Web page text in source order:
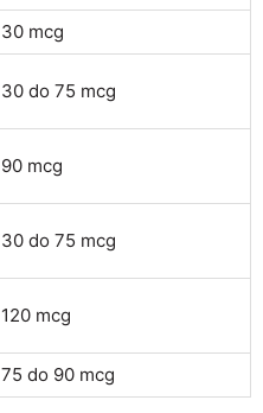
30 mcg
30 do 75 mcg
90 mcg
30 do 75 mcg
120 mcg
75 do 90 mcg